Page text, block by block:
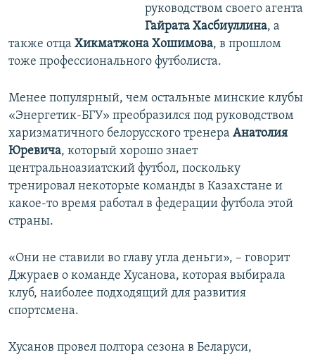
руководством своего агента
Гайрата Хасбиуллина, а
также отца Хикматжона Хошимова, в прошлом
тоже профессионального футболиста.
Менее популярный, чем остальные минские клубы
«Энергетик-БГУ» преобразился под руководством
харизматичного белорусского тренера Анатолия
Юревича, который хорошо знает
центральноазиатский футбол, поскольку
тренировал некоторые команды в Казахстане и
какое-то время работал в федерации футбола этой
страны.
«Они не ставили во главу угла деньги», – говорит
Джураев о команде Хусанова, которая выбирала
клуб, наиболее подходящий для развития
спортсмена.
Хусанов провел полтора сезона в Беларуси,